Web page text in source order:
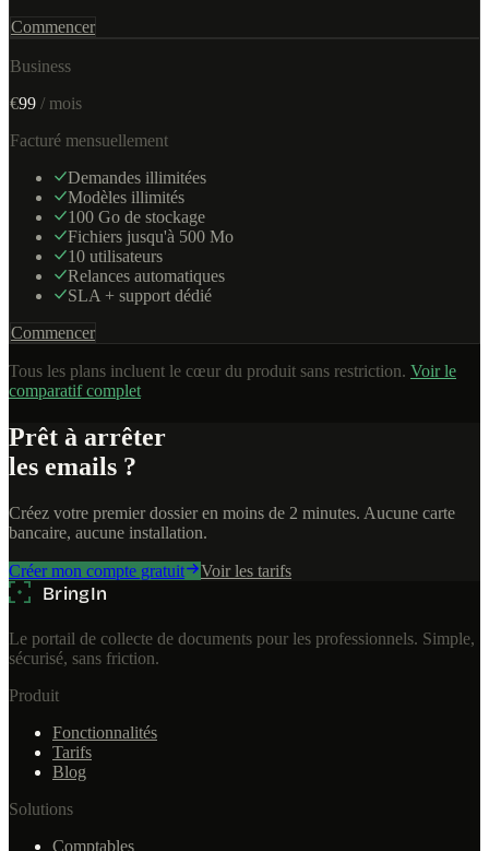
Commencer
Business
€99 / mois
Facturé mensuellement
Demandes illimitées
Modèles illimités
100 Go de stockage
Fichiers jusqu'à 500 Mo
10 utilisateurs
Relances automatiques
SLA + support dédié
Commencer
Tous les plans incluent le cœur du produit sans restriction. Voir le
comparatif complet
Prêt à arrêter
les emails ?
Créez votre premier dossier en moins de 2 minutes. Aucune carte
bancaire, aucune installation.
Créer mon compte gratuit Voir les tarifs
Le portail de collecte de documents pour les professionnels. Simple,
sécurisé, sans friction.
Produit
Fonctionnalités
Tarifs
Blog
Solutions
Comptables